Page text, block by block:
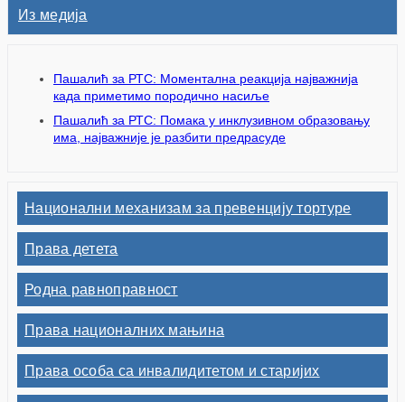
Из медија
Пашалић за РТС: Моментална реакција најважнија
када приметимо породично насиље
Пашалић за РТС: Помака у инклузивном образовању
има, најважније је разбити предрасуде
Национални механизам за превенцију тортуре
Права детета
Родна равноправност
Права националних мањина
Права особа са инвалидитетом и старијих